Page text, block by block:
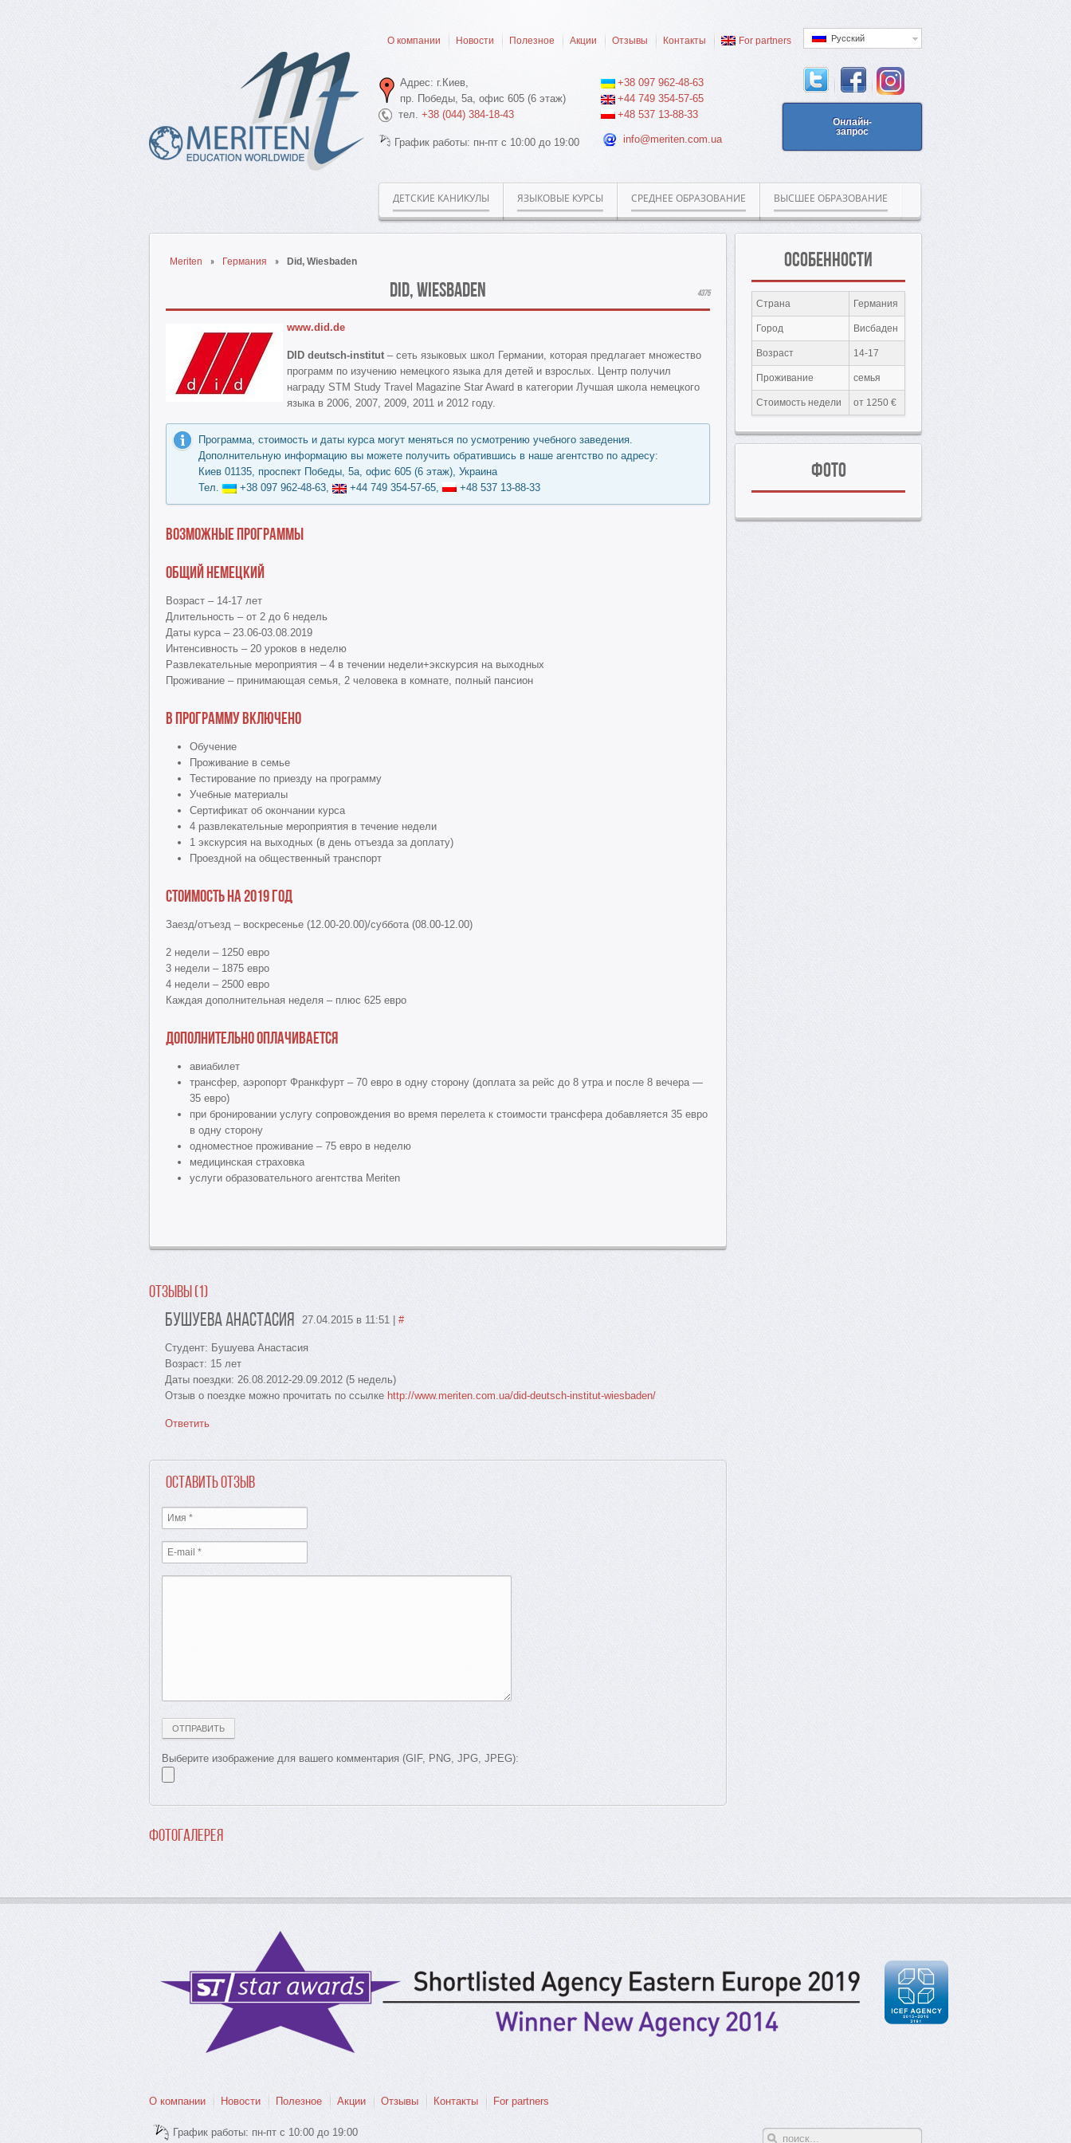
Русский
О компании Новости Полезное Акции Отзывы Контакты For partners
Онлайн-
запрос
+38 097 962-48-63
+44 749 354-57-65
+48 537 13-88-33
info@meriten.com.ua
Адрес: г.Киев,
пр. Победы, 5а, офис 605 (6 этаж)
тел. +38 (044) 384-18-43
График работы: пн-пт с 10:00 до 19:00
ДЕТСКИЕ КАНИКУЛЫ ЯЗЫКОВЫЕ КУРСЫ СРЕДНЕЕ ОБРАЗОВАНИЕ ВЫСШЕЕ ОБРАЗОВАНИЕ
Meriten Германия Did, Wiesbaden
Did, Wiesbaden 4375
www.did.de
DID deutsch-institut – сеть языковых школ Германии, которая предлагает множество
программ по изучению немецкого языка для детей и взрослых. Центр получил
награду STM Study Travel Magazine Star Award в категории Лучшая школа немецкого
языка в 2006, 2007, 2009, 2011 и 2012 году.
Программа, стоимость и даты курса могут меняться по усмотрению учебного заведения.
Дополнительную информацию вы можете получить обратившись в наше агентство по адресу:
Киев 01135, проспект Победы, 5а, офис 605 (6 этаж), Украина
Тел.
+38 097 962-48-63, +44 749 354-57-65, +48 537 13-88-33
Возможные программы
Общий немецкий
Возраст – 14-17 лет
Длительность – от 2 до 6 недель
Даты курса – 23.06-03.08.2019
Интенсивность – 20 уроков в неделю
Развлекательные мероприятия – 4 в течении недели+экскурсия на выходных
Проживание – принимающая семья, 2 человека в комнате, полный пансион
В программу включено
Обучение
Проживание в семье
Тестирование по приезду на программу
Учебные материалы
Сертификат об окончании курса
4 развлекательные мероприятия в течение недели
1 экскурсия на выходных (в день отъезда за доплату)
Проездной на общественный транспорт
Стоимость на 2019 год
Заезд/отъезд – воскресенье (12.00-20.00)/суббота (08.00-12.00)
2 недели – 1250 евро
3 недели – 1875 евро
4 недели – 2500 евро
Каждая дополнительная неделя – плюс 625 евро
Дополнительно оплачивается
авиабилет
трансфер, аэропорт Франкфурт – 70 евро в одну сторону (доплата за рейс до 8 утра и после 8 вечера —
35 евро)
при бронировании услугу сопровождения во время перелета к стоимости трансфера добавляется 35 евро
в одну сторону
одноместное проживание – 75 евро в неделю
медицинская страховка
услуги образовательного агентства Meriten
Отзывы (1)
Бушуева Анастасия 27.04.2015 в 11:51 #
Студент: Бушуева Анастасия
Возраст: 15 лет
Даты поездки: 26.08.2012-29.09.2012 (5 недель)
Отзыв о поездке можно прочитать по ссылке http://www.meriten.com.ua/did-deutsch-institut-wiesbaden/
Ответить
Оставить отзыв
Выберите изображение для вашего комментария (GIF, PNG, JPG, JPEG):
Фотогалерея
Особенности
Страна Германия
Город Висбаден
Возраст 14-17
Проживание семья
Стоимость недели от 1250 €
Фото
О компании Новости Полезное Акции Отзывы Контакты For partners
График работы: пн-пт с 10:00 до 19:00